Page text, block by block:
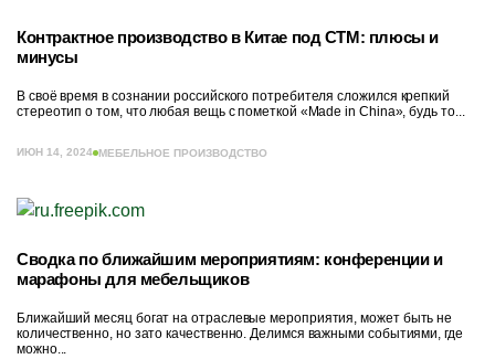
Контрактное производство в Китае под СТМ: плюсы и
минусы
В своё время в сознании российского потребителя сложился крепкий
стереотип о том, что любая вещь с пометкой «Made in China», будь то...
ИЮН 14, 2024 МЕБЕЛЬНОЕ ПРОИЗВОДСТВО
Сводка по ближайшим мероприятиям: конференции и
марафоны для мебельщиков
Ближайший месяц богат на отраслевые мероприятия, может быть не
количественно, но зато качественно. Делимся важными событиями, где
можно...